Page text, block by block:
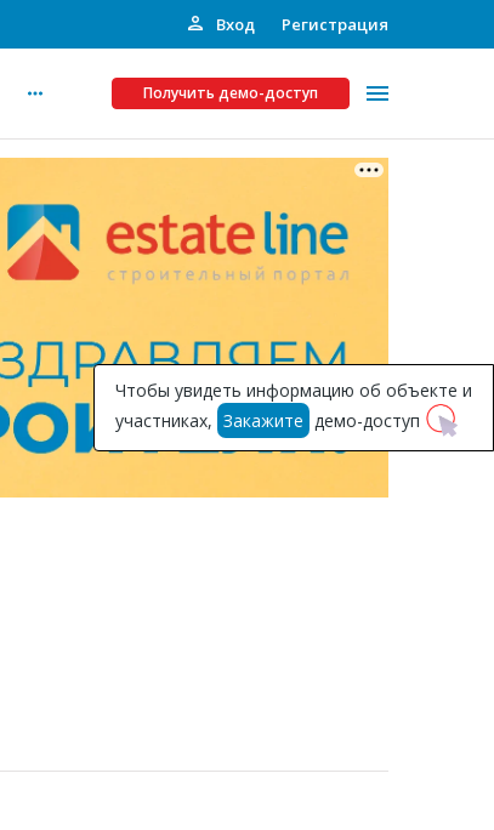
Вход Регистрация
Получить демо-доступ
Платные услуги
Рекламодателям
Инвестпроекты
Подписка на Базу
Чтобы увидеть информацию об объекте и
участниках, Закажите демо-доступ